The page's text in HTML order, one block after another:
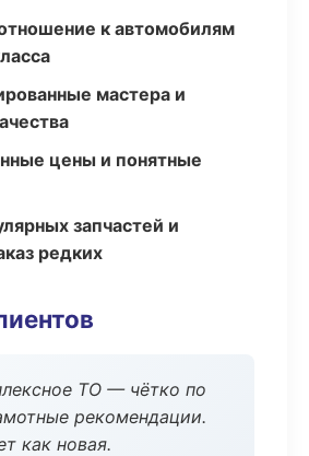
к автомобилям
мастера и
цены и понятные
запчастей и
редких
ТО — чётко по
рекомендации.
как новая.